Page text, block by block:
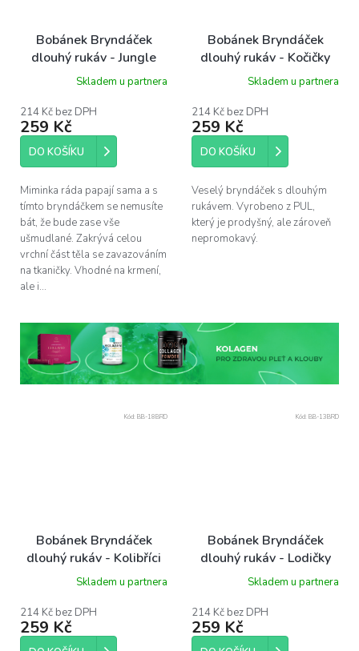
Bobánek Bryndáček
dlouhý rukáv - Jungle
Skladem u partnera
214 Kč bez DPH
259 Kč
DO KOŠÍKU
Miminka ráda papají sama a s
tímto bryndáčkem se nemusíte
bát, že bude zase vše
ušmudlané. Zakrývá celou
vrchní část těla se zavazováním
na tkaničky. Vhodné na krmení,
ale i...
Bobánek Bryndáček
dlouhý rukáv - Kočičky
Skladem u partnera
214 Kč bez DPH
259 Kč
DO KOŠÍKU
Veselý bryndáček s dlouhým
rukávem. Vyrobeno z PUL,
který je prodyšný, ale zároveň
nepromokavý.
Bobánek Bryndáček
dlouhý rukáv - Kolibříci
Skladem u partnera
214 Kč bez DPH
259 Kč
Kód: BB-18BRD
Bobánek Bryndáček
dlouhý rukáv - Lodičky
Skladem u partnera
214 Kč bez DPH
259 Kč
Kód: BB-13BRD